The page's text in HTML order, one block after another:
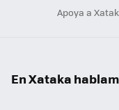
Apoya a
En Xataka